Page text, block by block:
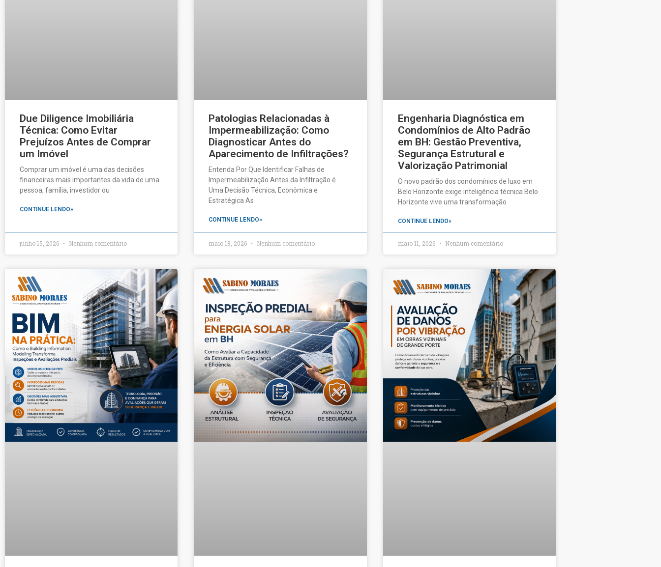
Due Diligence Imobiliária
Técnica: Como Evitar
Prejuízos Antes de Comprar
um Imóvel
Comprar um imóvel é uma das decisões
financeiras mais importantes da vida de uma
pessoa, família, investidor ou
CONTINUE LENDO»
junho 15, 2026 Nenhum comentário
Patologias Relacionadas à
Impermeabilização: Como
Diagnosticar Antes do
Aparecimento de Infiltrações?
Entenda Por Que Identificar Falhas de
Impermeabilização Antes da Infiltração é
Uma Decisão Técnica, Econômica e
Estratégica As
CONTINUE LENDO»
maio 18, 2026 Nenhum comentário
Engenharia Diagnóstica em
Condomínios de Alto Padrão
em BH: Gestão Preventiva,
Segurança Estrutural e
Valorização Patrimonial
O novo padrão dos condomínios de luxo em
Belo Horizonte exige inteligência técnica Belo
Horizonte vive uma transformação
CONTINUE LENDO»
maio 11, 2026 Nenhum comentário